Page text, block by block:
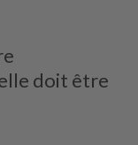
doit être